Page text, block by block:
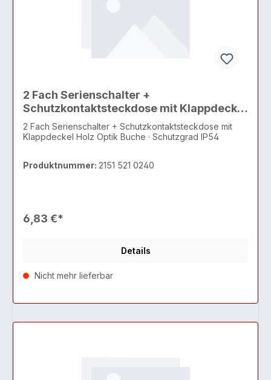
2 Fach Serienschalter +
Schutzkontaktsteckdose mit Klappdeckel
Buche / Kiefer · Bella IP54
2 Fach Serienschalter + Schutzkontaktsteckdose mit
Klappdeckel Holz Optik Buche · Schutzgrad IP54
Produktnummer: 2151 521 0240
6,83 €*
Details
Nicht mehr lieferbar